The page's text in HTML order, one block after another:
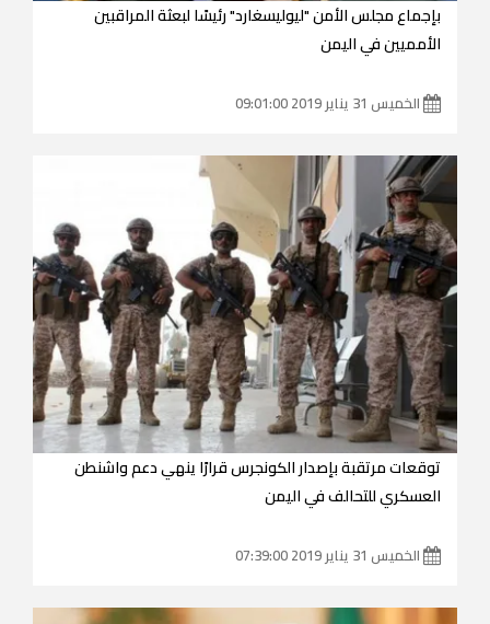
بإجماع مجلس الأمن "ليوليسغارد" رئيسًا لبعثة المراقبين
الأمميين في اليمن
الخميس 31 يناير 2019 09:01:00
توقعات مرتقبة بإصدار الكونجرس قرارًا ينهي دعم واشنطن
العسكري للتحالف في اليمن
الخميس 31 يناير 2019 07:39:00